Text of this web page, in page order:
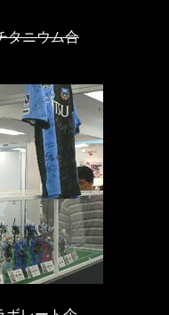
タニウム合